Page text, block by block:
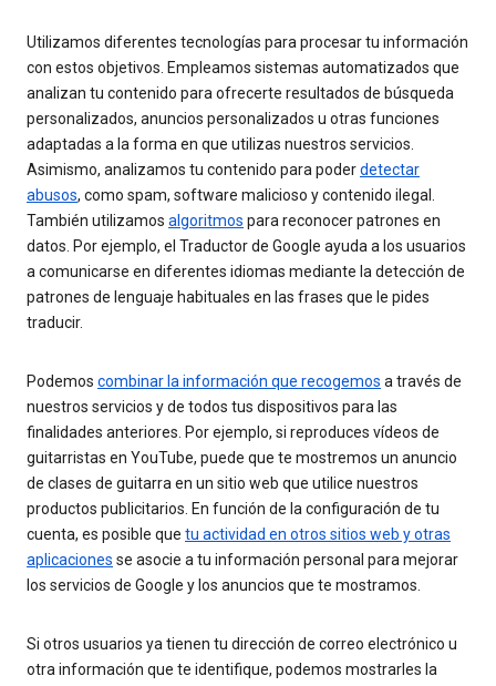
Utilizamos diferentes tecnologías para procesar tu información
con estos objetivos. Empleamos sistemas automatizados que
analizan tu contenido para ofrecerte resultados de búsqueda
personalizados, anuncios personalizados u otras funciones
adaptadas a la forma en que utilizas nuestros servicios.
Asimismo, analizamos tu contenido para poderdetectar
abusos, como spam, software malicioso y contenido ilegal.
También utilizamos algoritmos para reconocer patrones en
datos. Por ejemplo, el Traductor de Google ayuda a los usuarios
a comunicarse en diferentes idiomas mediante la detección de
patrones de lenguaje habituales en las frases que le pides
traducir.
Podemos combinar la información que recogemos a través de
nuestros servicios y de todos tus dispositivos para las
finalidades anteriores. Por ejemplo, si reproduces vídeos de
guitarristas en YouTube, puede que te mostremos un anuncio
de clases de guitarra en un sitio web que utilice nuestros
productos publicitarios. En función de la configuración de tu
cuenta, es posible que tu actividad en otros sitios web y otras
aplicaciones se asocie a tu información personal para mejorar
los servicios de Google y los anuncios que te mostramos.
Si otros usuarios ya tienen tu dirección de correo electrónico u
otra información que te identifique, podemos mostrarles la